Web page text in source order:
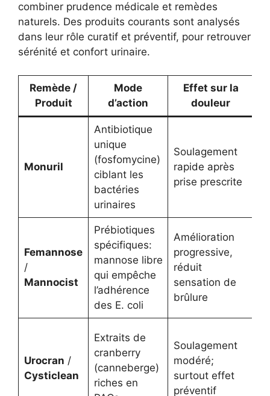
combiner prudence médicale et remèdes
naturels. Des produits courants sont analysés
dans leur rôle curatif et préventif, pour retrouver
sérénité et confort urinaire.
Remède /
Produit
Mode
d’action
Effet sur la
douleur
Monuril
Antibiotique
unique
(fosfomycine)
ciblant les
bactéries
urinaires
Soulagement
rapide après
prise prescrite
Femannose
/
Mannocist
Prébiotiques
spécifiques:
mannose libre
qui empêche
l’adhérence
des E. coli
Amélioration
progressive,
réduit
sensation de
brûlure
Urocran /
Cysticlean
Extraits de
cranberry
(canneberge)
riches en
Soulagement
modéré;
surtout effet
préventif